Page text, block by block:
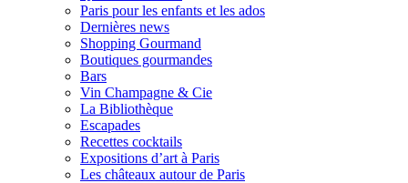
Paris pour les enfants et les ados
Dernières news
Shopping Gourmand
Boutiques gourmandes
Bars
Vin Champagne & Cie
La Bibliothèque
Escapades
Recettes cocktails
Expositions d’art à Paris
Les châteaux autour de Paris